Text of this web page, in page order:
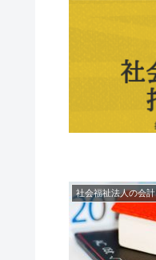
社会福祉法人の会計